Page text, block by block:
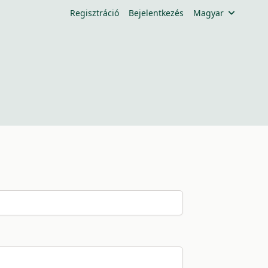
Regisztráció Bejelentkezés Magyar